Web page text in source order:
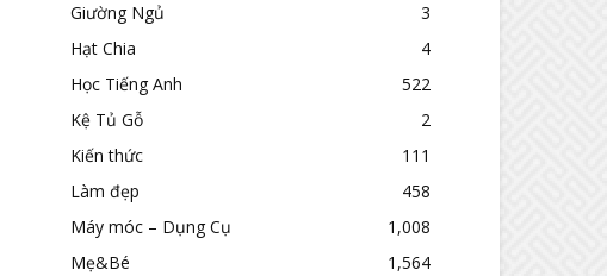
Giường Ngủ
3
Hạt Chia
4
Học Tiếng Anh
522
Kệ Tủ Gỗ
2
Kiến thức
111
Làm đẹp
458
Máy móc – Dụng Cụ
1,008
Mẹ&Bé
1,564